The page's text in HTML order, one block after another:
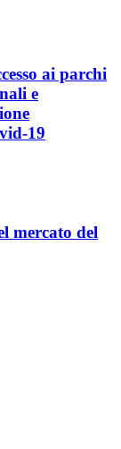
ai parchi
e
19
mercato del